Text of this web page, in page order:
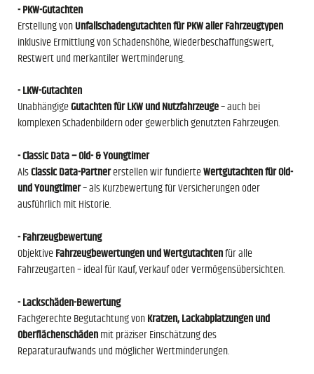
- PKW-Gutachten
Erstellung vonUnfallschadengutachten für PKW aller Fahrzeugtypen
inklusive Ermittlung von Schadenshöhe, Wiederbeschaffungswert,
Restwert und merkantiler Wertminderung.
- LKW-Gutachten
UnabhängigeGutachten für LKW und Nutzfahrzeuge– auch bei
komplexen Schadenbildern oder gewerblich genutzten Fahrzeugen.
- Classic Data – Old- & Youngtimer
AlsClassic Data-Partnererstellen wir fundierteWertgutachten für Old-
und Youngtimer– als Kurzbewertung für Versicherungen oder
ausführlich mit Historie.
- Fahrzeugbewertung
ObjektiveFahrzeugbewertungen und Wertgutachtenfür alle
Fahrzeugarten – ideal für Kauf, Verkauf oder Vermögensübersichten.
- Lackschäden-Bewertung
Fachgerechte Begutachtung vonKratzen, Lackabplatzungen und
Oberflächenschädenmit präziser Einschätzung des
Reparaturaufwands und möglicher Wertminderungen.